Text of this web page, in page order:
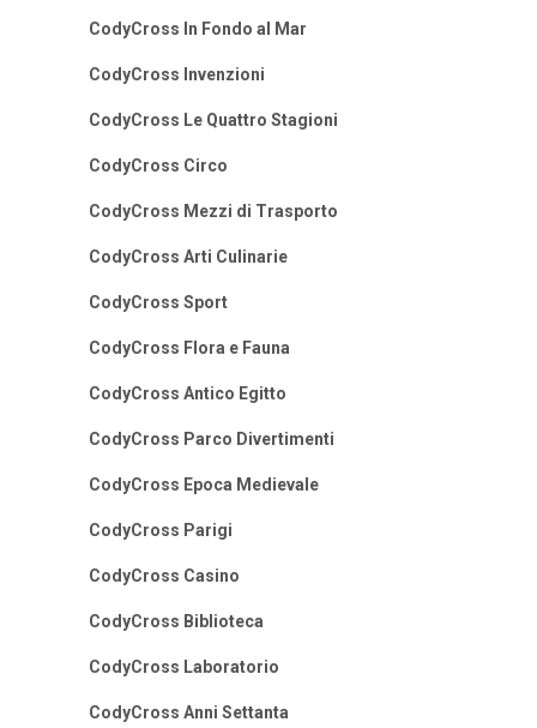
CodyCross In Fondo al Mar
CodyCross Invenzioni
CodyCross Le Quattro Stagioni
CodyCross Circo
CodyCross Mezzi di Trasporto
CodyCross Arti Culinarie
CodyCross Sport
CodyCross Flora e Fauna
CodyCross Antico Egitto
CodyCross Parco Divertimenti
CodyCross Epoca Medievale
CodyCross Parigi
CodyCross Casino
CodyCross Biblioteca
CodyCross Laboratorio
CodyCross Anni Settanta